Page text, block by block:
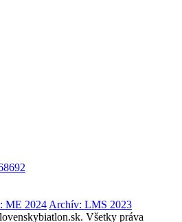
ME 2024 Archív: LMS 2023
Všetky práva